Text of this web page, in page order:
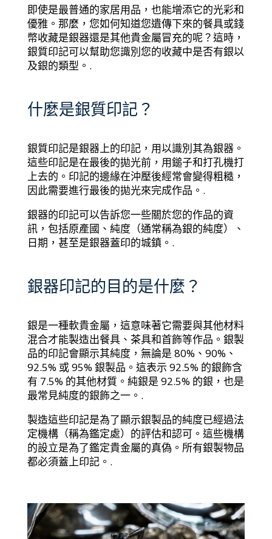
即使是最普通的家居用品，也能增添它的光彩和
優雅。那麼，您如何知道您遺傳下來的餐具或錢
幣收藏是銀器還是其他貴金屬冒充的呢？這時，
銀質印記可以幫助您識別您的收藏中是否有銀以
及銀的類型。.
什麼是銀質印記？
銀質印記是銀器上的印記，用以識別其為銀器。
這些印記是在最後的拋光前，用鎚子和打孔機打
上去的。印記的邊緣在沖壓後經常會變得粗糙，
因此需要進行最後的拋光來完成作品。.
銀器的印記可以告訴您一些關於您的作品的資
訊，包括原產國、純度（通常稱為銀的純度）、
日期，甚至是銀器蓋印的城鎮。.
銀器印記的目的是什麼？
銀是一種軟貴金屬，這意味著它需要與其他材料
混合才能製造出餐具、茶具和首飾等作品。銀製
品的印記會顯示其純度，無論是 80%、90%、
92.5% 或 95% 銀製品。這表示 92.5% 的銀飾含
有 7.5% 的其他材質。純銀是 92.5% 的銀，也是
最常見純度的銀飾之一。.
製造這些印記是為了顯示銀製品的純度已經過法
定機構（稱為鑑定處）的評估和認可。這些機構
的設立是為了鑑定貴金屬的真偽。所有銀製物品
都必須蓋上印記。.